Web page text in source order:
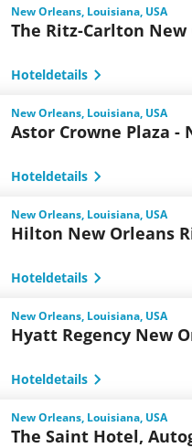
New Orleans, Louisiana, USA
The Ritz-Carlton New
Hoteldetails
New Orleans, Louisiana, USA
Astor Crowne Plaza -
Hoteldetails
New Orleans, Louisiana, USA
Hilton New Orleans
Hoteldetails
New Orleans, Louisiana, USA
Hyatt Regency New
Hoteldetails
New Orleans, Louisiana, USA
The Saint Hotel,